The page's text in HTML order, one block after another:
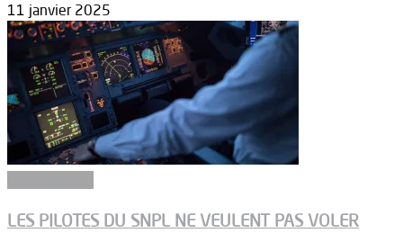
11 janvier 2025
LES PILOTES DU SNPL NE VEULENT PAS VOLER